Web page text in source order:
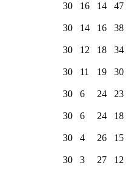
30 16 14 47
30 14 16 38
30 12 18 34
30 11 19 30
30 6 24 23
30 6 24 18
30 4 26 15
30 3 27 12